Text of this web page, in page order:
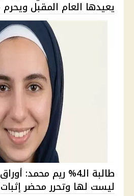
يعيدها العام المقبل
طالبة الـ4% ريم محمد:
ليست لها وتحرر محضر